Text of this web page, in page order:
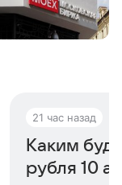
21 час назад
Каким
рубля 10